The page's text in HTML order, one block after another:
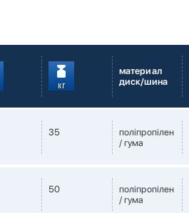
материал
диск/шина
35
поліпропілен
/ гума
50
поліпропілен
/ гума